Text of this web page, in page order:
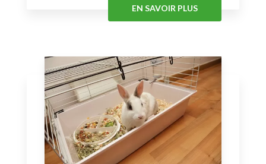
EN SAVOIR PLUS